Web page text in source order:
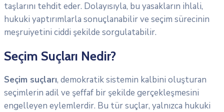
taşlarını tehdit eder. Dolayısıyla, bu yasakların ihlali,
hukuki yaptırımlarla sonuçlanabilir ve seçim sürecinin
meşruiyetini ciddi şekilde sorgulatabilir.
Seçim Suçları Nedir?
Seçim suçları, demokratik sistemin kalbini oluşturan
seçimlerin adil ve şeffaf bir şekilde gerçekleşmesini
engelleyen eylemlerdir. Bu tür suçlar, yalnızca hukuki